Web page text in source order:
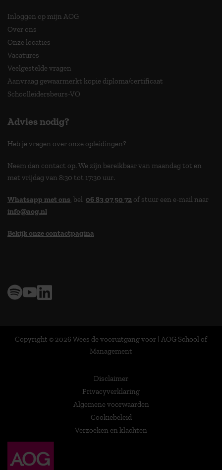
Inloggen op mijn AOG
Over ons
Onze locaties
Vacatures
Veelgestelde vragen
Aanvraag gewaarmerkt kopie diploma/certificaat
Schoolleidersbeurs-VO
Advies nodig?
Heb je vragen over onze opleidingen?
Neem dan contact op. We zijn bereikbaar van maandag tot en
met vrijdag van 8:30 tot 17:30 uur.
Whatsapp met ons, bel 06 83 07 50 72 of stuur een e-mail naar
info@aog.nl
Bekijk onze contactpagina
Copyright © 2026 Wees de vooruitgang voor | AOG School of
Management
Disclaimer
Privacyverklaring
Algemene voorwaarden
Cookiebeleid
Verzoeken en klachten